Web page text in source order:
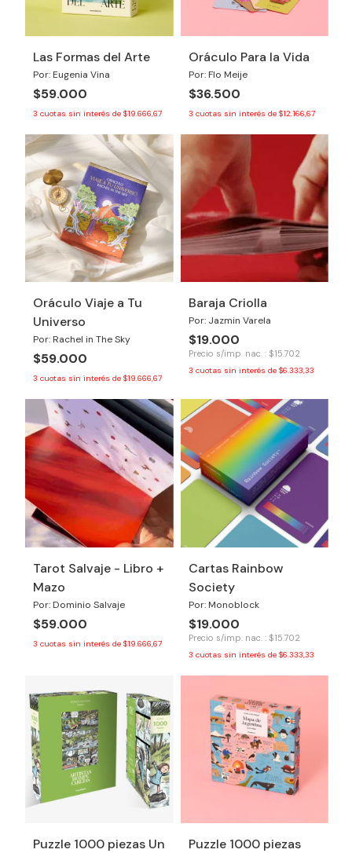
Las Formas del Arte
Por: Eugenia Vina
$59.000
3 cuotas sin interés de $19.666,67
Oráculo Para la Vida
Por: Flo Meije
$36.500
3 cuotas sin interés de $12.166,67
Oráculo Viaje a Tu
Universo
Por: Rachel in The Sky
$59.000
3 cuotas sin interés de $19.666,67
Baraja Criolla
Por: Jazmin Varela
$19.000
Precio s/imp. nac. : $15.702
3 cuotas sin interés de $6.333,33
Tarot Salvaje - Libro +
Mazo
Por: Dominio Salvaje
$59.000
3 cuotas sin interés de $19.666,67
Cartas Rainbow
Society
Por: Monoblock
$19.000
Precio s/imp. nac. : $15.702
3 cuotas sin interés de $6.333,33
Puzzle 1000 piezas Un
Puzzle 1000 piezas